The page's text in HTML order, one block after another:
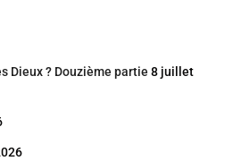
Dieux ? Douzième partie 8 juillet